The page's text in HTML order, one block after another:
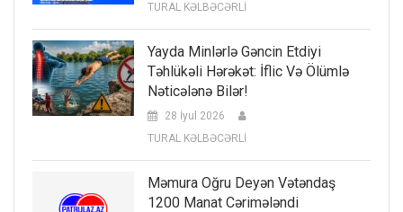
TURAL KƏLBƏCƏRLİ
Yayda Minlərlə Gəncin Etdiyi
Təhlükəli Hərəkət: İflic Və Ölümlə
Nəticələnə Bilər!
28 İyul 2026
TURAL KƏLBƏCƏRLİ
Məmura Oğru Deyən Vətəndaş
1200 Manat Cərimələndi